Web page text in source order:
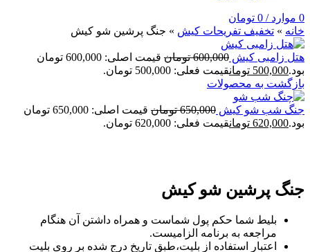
0 موارد /
0 تومان
خانه » تخفيف تفريحات کيش » جنگ پرشین شو کیش
هتل زامبی کیش 600,000 تومان
قیمت اصلی: 600,000 تومان
بود.500,000 تومانقیمت فعلی: 500,000 تومان.
بازگشت به محصولات
جنگ شب شو کیش 650,000 تومان
قیمت اصلی: 650,000 تومان
بود.620,000 تومانقیمت فعلی: 620,000 تومان.
جنگ پرشین شو کیش
بلیط شما حکم پول شماست و همراه داشتن آن هنگام
مراجعه به برنامه الزامیست.
اعتبار استفاده از بلیت،طبق تاریخ درج شده بر روی بلیت